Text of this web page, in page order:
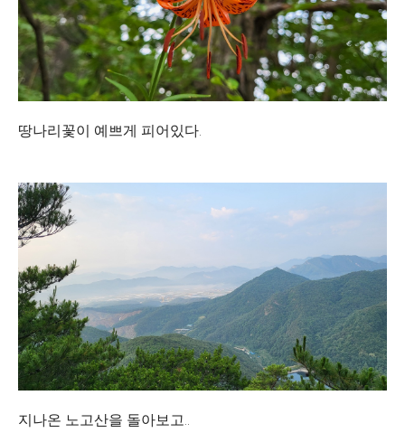
땅나리꽃이 예쁘게 피어있다.
지나온 노고산을 돌아보고..